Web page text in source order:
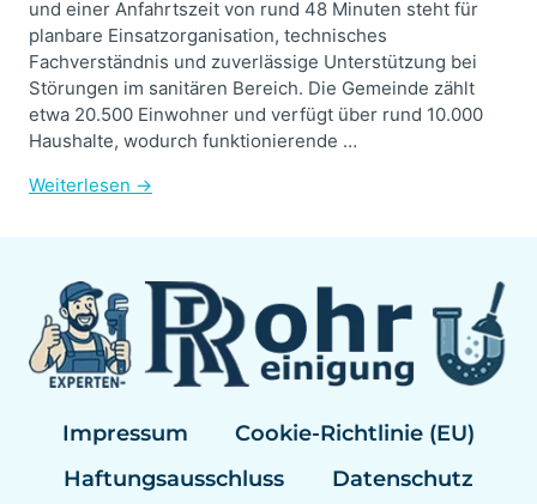
und einer Anfahrtszeit von rund 48 Minuten steht für
planbare Einsatzorganisation, technisches
Fachverständnis und zuverlässige Unterstützung bei
Störungen im sanitären Bereich. Die Gemeinde zählt
etwa 20.500 Einwohner und verfügt über rund 10.000
Haushalte, wodurch funktionierende …
Weiterlesen →
Impressum
Cookie-Richtlinie (EU)
Haftungsausschluss
Datenschutz